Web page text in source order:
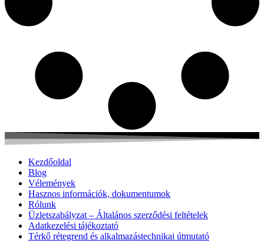
Kezdőoldal
Blog
Vélemények
Hasznos információk, dokumentumok
Rólunk
Üzletszabályzat – Általános szerződési feltételek
Adatkezelési tájékoztató
Térkő rétegrend és alkalmazástechnikai útmutató